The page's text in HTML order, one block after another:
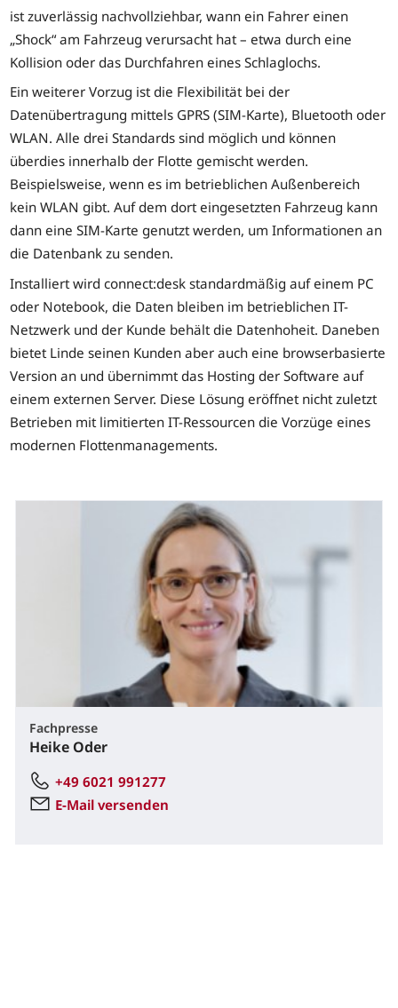
ist zuverlässig nachvollziehbar, wann ein Fahrer einen
„Shock“ am Fahrzeug verursacht hat – etwa durch eine
Kollision oder das Durchfahren eines Schlaglochs.
Ein weiterer Vorzug ist die Flexibilität bei der
Datenübertragung mittels GPRS (SIM-Karte), Bluetooth oder
WLAN. Alle drei Standards sind möglich und können
überdies innerhalb der Flotte gemischt werden.
Beispielsweise, wenn es im betrieblichen Außenbereich
kein WLAN gibt. Auf dem dort eingesetzten Fahrzeug kann
dann eine SIM-Karte genutzt werden, um Informationen an
die Datenbank zu senden.
Installiert wird connect:desk standardmäßig auf einem PC
oder Notebook, die Daten bleiben im betrieblichen IT-
Netzwerk und der Kunde behält die Datenhoheit. Daneben
bietet Linde seinen Kunden aber auch eine browserbasierte
Version an und übernimmt das Hosting der Software auf
einem externen Server. Diese Lösung eröffnet nicht zuletzt
Betrieben mit limitierten IT-Ressourcen die Vorzüge eines
modernen Flottenmanagements.
Fachpresse
Heike Oder
+49 6021 991277
E-Mail versenden